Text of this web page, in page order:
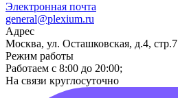
Электронная почта
general@plexium.ru
Адрес
Москва, ул. Осташковская, д.4, стр.7
Режим работы
Работаем с 8:00 до 20:00;
На связи круглосуточно